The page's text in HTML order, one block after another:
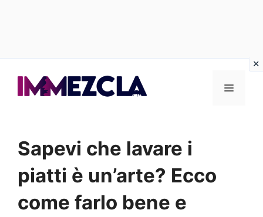
Menu
Sapevi che lavare i
piatti è un’arte? Ecco
come farlo bene e